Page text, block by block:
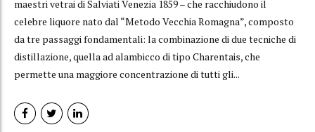
maestri vetrai di Salviati Venezia 1859 – che racchiudono il
celebre liquore nato dal “Metodo Vecchia Romagna”, composto
da tre passaggi fondamentali: la combinazione di due tecniche di
distillazione, quella ad alambicco di tipo Charentais, che
permette una maggiore concentrazione di tutti gli...